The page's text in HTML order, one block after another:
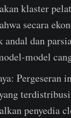
klaster
secara
andal dan
model
Pergeseran
penyedia